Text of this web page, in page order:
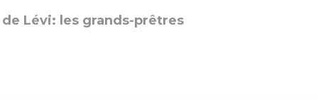
Lévi: les grands-prêtres